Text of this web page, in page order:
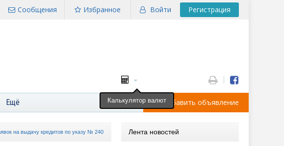
Войти Регистрация
Избранное
Сообщения
Ещё Добавить объявление
на выдачу кредитов по указу № 240 Лента новостей
Калькулятор валют